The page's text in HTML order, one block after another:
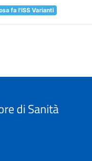
fa l'ISS Varianti
di Sanità